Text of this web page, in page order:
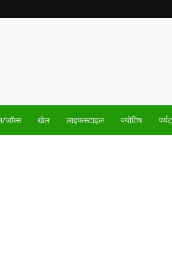
जॉब्स खेल लाइफस्टाइल ज्योतिष